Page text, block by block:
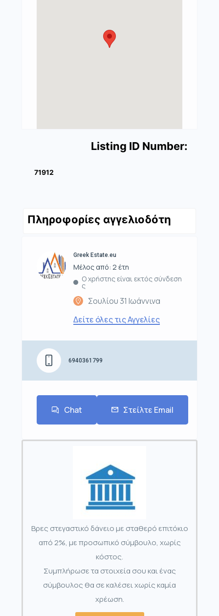
Listing ID Number:
71912
Πληροφορίες αγγελιοδότη
Greek Estate.eu
Μέλος από: 2 έτη
Ο χρήστης είναι εκτός σύνδεση
ς
Σουλίου 31 Ιωάννινα
Δείτε όλες τις Αγγελίες
6940361799
Chat Στείλτε Email
Βρες στεγαστικό δάνειο με σταθερό επιτόκιο
από 2%, με προσωπικό σύμβουλο, χωρίς
κόστος.
Συμπλήρωσε τα στοιχεία σου και ένας
σύμβουλος θα σε καλέσει χωρίς καμία
χρέωση.